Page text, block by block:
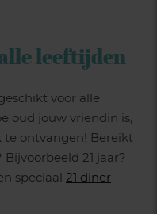
leeftijden
voor alle
oud jouw vriendin is,
te ontvangen! Bereikt
21 jaar?
speciaal 21 diner